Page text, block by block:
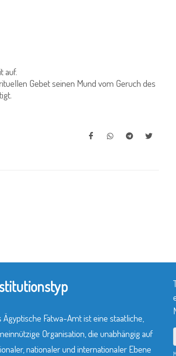
auf.
Gebet seinen Mund vom Geruch des
Ägyptische Fatwa-Amt ist eine staatliche,
Organisation, die unabhängig auf
nationaler und internationaler Ebene